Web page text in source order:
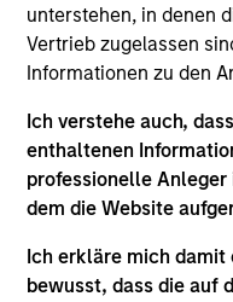
unterstehen, in denen
Vertrieb zugelassen
Informationen zu den
Ich verstehe auch,
enthaltenen
professionelle Anleger
dem die Website
Ich erkläre mich damit
bewusst, dass die auf
Portfolio